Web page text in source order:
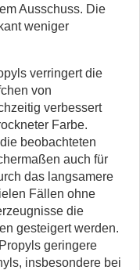
Ausschuss. Die
weniger
verringert die
von
verbessert
Farbe.
beobachteten
auch für
das langsamere
Fällen ohne
die
gesteigert werden.
geringere
insbesondere bei